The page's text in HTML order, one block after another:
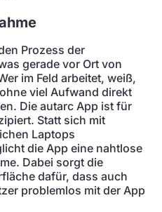
Prozess der
gerade vor Ort von
im Feld arbeitet, weiß,
viel Aufwand direkt
Die autarc App ist für
Statt sich mit
Laptops
die App eine nahtlose
Dabei sorgt die
dafür, dass auch
problemlos mit der App